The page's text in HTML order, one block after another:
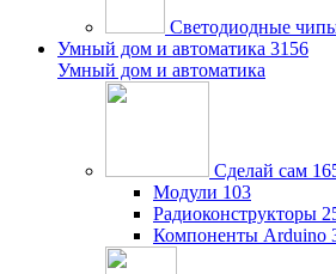
Светодиодные
Умный дом и автоматика 3156
Умный дом и автоматика
Сделай сам
Модули 103
Радиоконструкторы
Компоненты Arduino